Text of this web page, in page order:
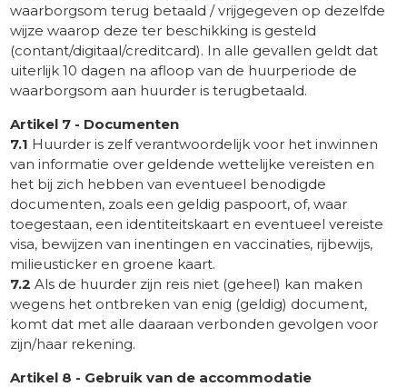
waarborgsom terug betaald / vrijgegeven op dezelfde
wijze waarop deze ter beschikking is gesteld
(contant/digitaal/creditcard). In alle gevallen geldt dat
uiterlijk 10 dagen na afloop van de huurperiode de
waarborgsom aan huurder is terugbetaald.
Artikel 7 - Documenten
7.1 Huurder is zelf verantwoordelijk voor het inwinnen
van informatie over geldende wettelijke vereisten en
het bij zich hebben van eventueel benodigde
documenten, zoals een geldig paspoort, of, waar
toegestaan, een identiteitskaart en eventueel vereiste
visa, bewijzen van inentingen en vaccinaties, rijbewijs,
milieusticker en groene kaart.
7.2Als de huurder zijn reis niet (geheel) kan maken
wegens het ontbreken van enig (geldig) document,
komt dat met alle daaraan verbonden gevolgen voor
zijn/haar rekening.
Artikel 8 - Gebruik van de accommodatie